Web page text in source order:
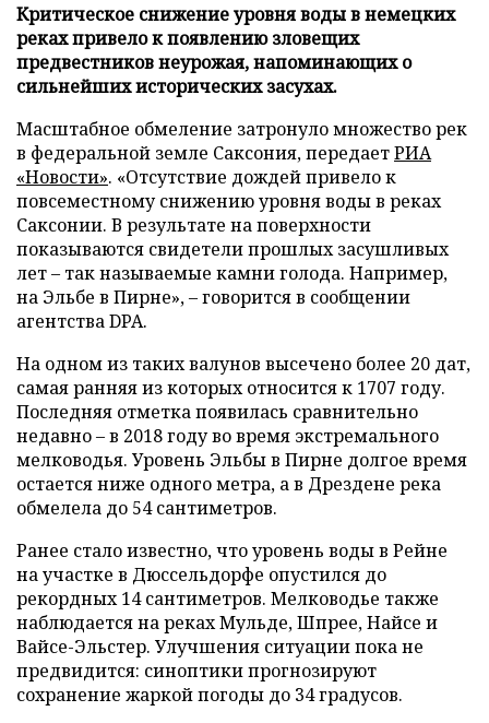
Критическое снижение уровня воды в немецких
реках привело к появлению зловещих
предвестников неурожая, напоминающих о
сильнейших исторических засухах.
Масштабное обмеление затронуло множество рек
в федеральной земле Саксония, передаетРИА
«Новости». «Отсутствие дождей привело к
повсеместному снижению уровня воды в реках
Саксонии. В результате на поверхности
показываются свидетели прошлых засушливых
лет – так называемые камни голода. Например,
на Эльбе в Пирне», – говорится в сообщении
агентства DPA.
На одном из таких валунов высечено более 20 дат,
самая ранняя из которых относится к 1707 году.
Последняя отметка появилась сравнительно
недавно – в 2018 году во время экстремального
мелководья. Уровень Эльбы в Пирне долгое время
остается ниже одного метра, а в Дрездене река
обмелела до 54 сантиметров.
Ранее стало известно, что уровень воды в Рейне
на участке в Дюссельдорфе опустился до
рекордных 14 сантиметров. Мелководье также
наблюдается на реках Мульде, Шпрее, Найсе и
Вайсе-Эльстер. Улучшения ситуации пока не
предвидится: синоптики прогнозируют
сохранение жаркой погоды до 34 градусов.